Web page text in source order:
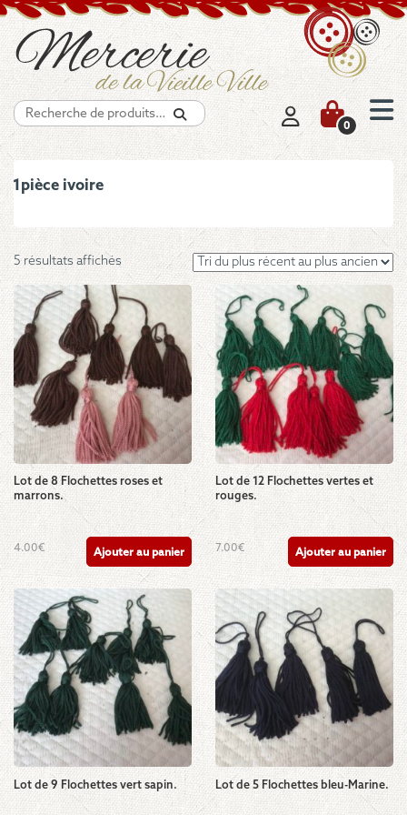
Recherche
0
1pièce ivoire
5 résultats affichés Trié
du
plus
récent
au
plus
ancien
Lot de 8 Flochettes roses et
marrons.
4.00€ Ajouter au panier
Lot de 12 Flochettes vertes et
rouges.
7.00€ Ajouter au panier
Lot de 9 Flochettes vert sapin. Lot de 5 Flochettes bleu-Marine.